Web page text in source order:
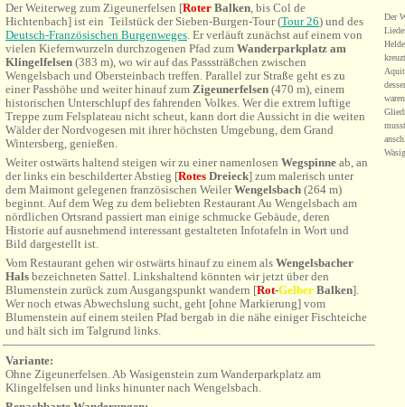
Der Weiterweg zum Zigeunerfelsen [Roter Balken, bis Col de
Hichtenbach] ist ein Teilstück der Sieben-Burgen-Tour (Tour 26) und des
Deutsch-Französischen Burgenweges. Er verläuft zunächst auf einem von
vielen Kiefernwurzeln durchzogenen Pfad zum Wanderparkplatz am
Klingelfelsen (383 m), wo wir auf das Passsträßchen zwischen
Wengelsbach und Obersteinbach treffen. Parallel zur Straße geht es zu
einer Passhöhe und weiter hinauf zum Zigeunerfelsen (470 m), einem
historischen Unterschlupf des fahrenden Volkes. Wer die extrem luftige
Treppe zum Felsplateau nicht scheut, kann dort die Aussicht in die weiten
Wälder der Nordvogesen mit ihrer höchsten Umgebung, dem Grand
Wintersberg, genießen.
Weiter ostwärts haltend steigen wir zu einer namenlosen Wegspinne ab, an
der links ein beschilderter Abstieg [Rotes Dreieck] zum malerisch unter
dem Maimont gelegenen französischen WeilerWengelsbach (264 m)
beginnt. Auf dem Weg zu dem beliebten Restaurant Au Wengelsbach am
nördlichen Ortsrand passiert man einige schmucke Gebäude, deren
Historie auf ausnehmend interessant gestalteten Infotafeln in Wort und
Bild dargestellt ist.
Vom Restaurant gehen wir ostwärts hinauf zu einem als Wengelsbacher
Hals bezeichneten Sattel. Linkshaltend könnten wir jetzt über den
Blumenstein zurück zum Ausgangspunkt wandern [Rot-Gelber Balken].
Wer noch etwas Abwechslung sucht, geht [ohne Markierung] vom
Blumenstein auf einem steilen Pfad bergab in die nähe einiger Fischteiche
und hält sich im Talgrund links.
Variante:
Ohne Zigeunerfelsen. Ab Wasigenstein zum Wanderparkplatz am
Klingelfelsen und links hinunter nach Wengelsbach.
Der